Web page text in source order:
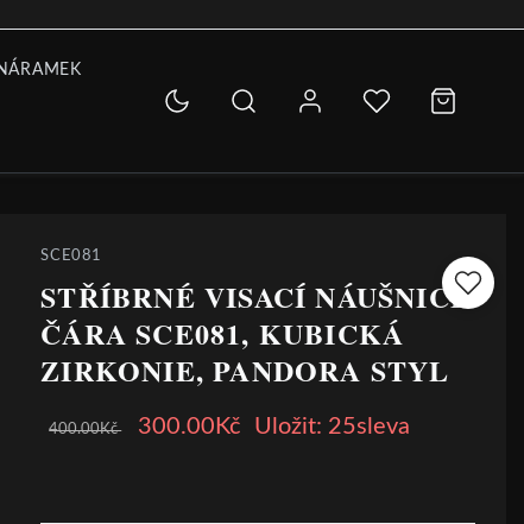
SCE081
STŘÍBRNÉ VISACÍ NÁUŠNICE
ČÁRA SCE081, KUBICKÁ
ZIRKONIE, PANDORA STYL
400.00Kč 300.00Kč Uložit: 25sleva